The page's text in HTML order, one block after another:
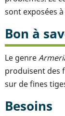
sont exposées
Bon à
Le genre
produisent des
sur de fines
Besoins